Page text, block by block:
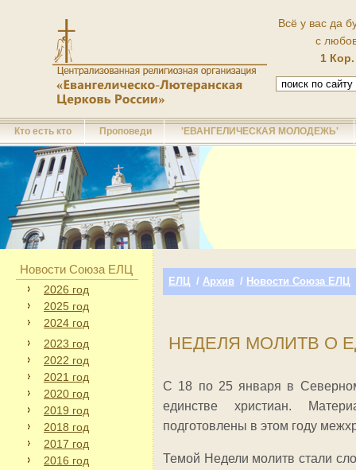
Всё у вас да
с
1
Кто есть кто Проповеди 'ЕВАНГЕЛИЧЕСКАЯ МОЛОДЕЖЬ'
Новости Союза ЕЛЦ
2026 год
2025 год
2024 год
2023 год
2022 год
2021 год
2020 год
2019 год
2018 год
2017 год
2016 год
ЕЛЦ / Архив / Новости Союза ЕЛЦ
НЕДЕЛЯ МОЛИТВ О
С 18 по 25 января в
единстве христиан.
подготовлены в этом году
Темой Недели молитв стали